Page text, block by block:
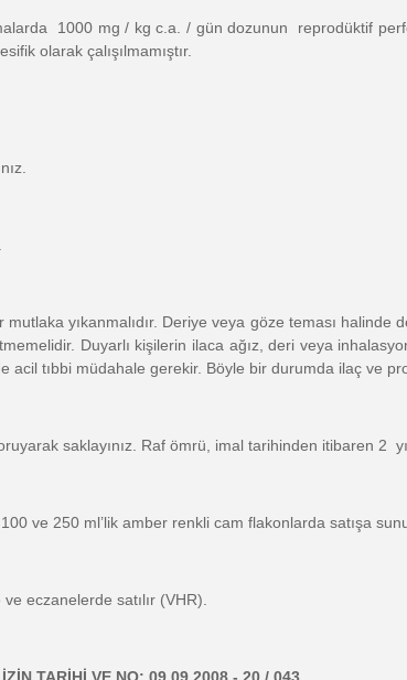
1000 mg / kg c.a. / gün dozunun reprodüktif
olarak çalışılmamıştır.
yıkanmalıdır. Deriye veya göze teması halinde
Duyarlı kişilerin ilaca ağız, deri veya
tıbbi müdahale gerekir. Böyle bir durumda ilaç ve
saklayınız. Raf ömrü, imal tarihinden itibaren 2
ve 250 ml’lik amber renkli cam flakonlarda satışa
eczanelerde satılır (VHR).